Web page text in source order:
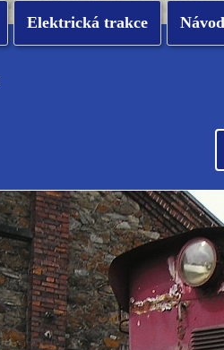
Elektrická trakce